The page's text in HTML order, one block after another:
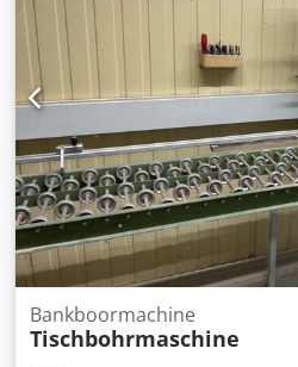
Bankboormachine
Tischbohrmaschine